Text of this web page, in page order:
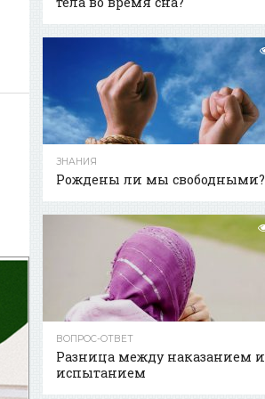
ЗНАНИЯ
Рождены ли мы свободными?
ВОПРОС-ОТВЕТ
Разница между наказанием и
испытанием